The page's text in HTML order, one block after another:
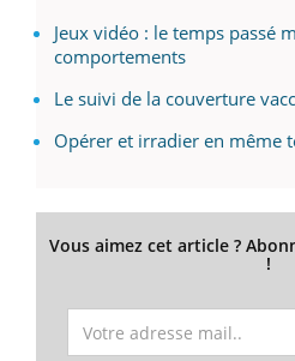
Jeux vidéo : le temps passé
comportements
Le suivi de la couverture
Opérer et irradier en même
Vous aimez cet article ?
!